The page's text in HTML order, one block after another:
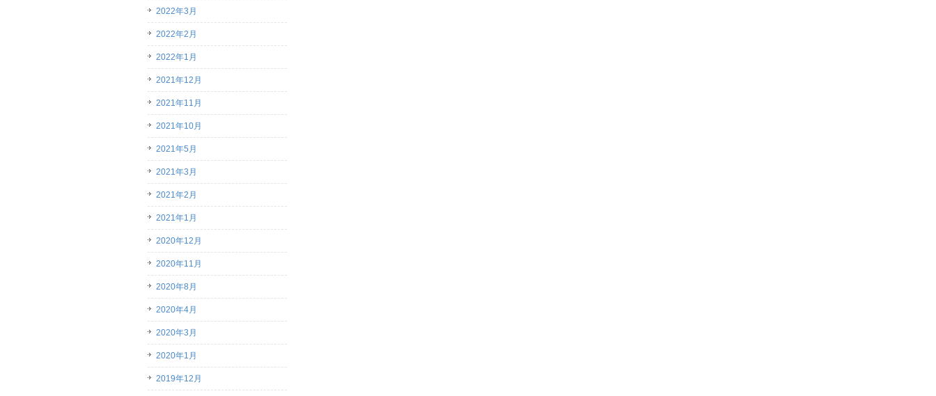
2022年3月
2022年2月
2022年1月
2021年12月
2021年11月
2021年10月
2021年5月
2021年3月
2021年2月
2021年1月
2020年12月
2020年11月
2020年8月
2020年4月
2020年3月
2020年1月
2019年12月